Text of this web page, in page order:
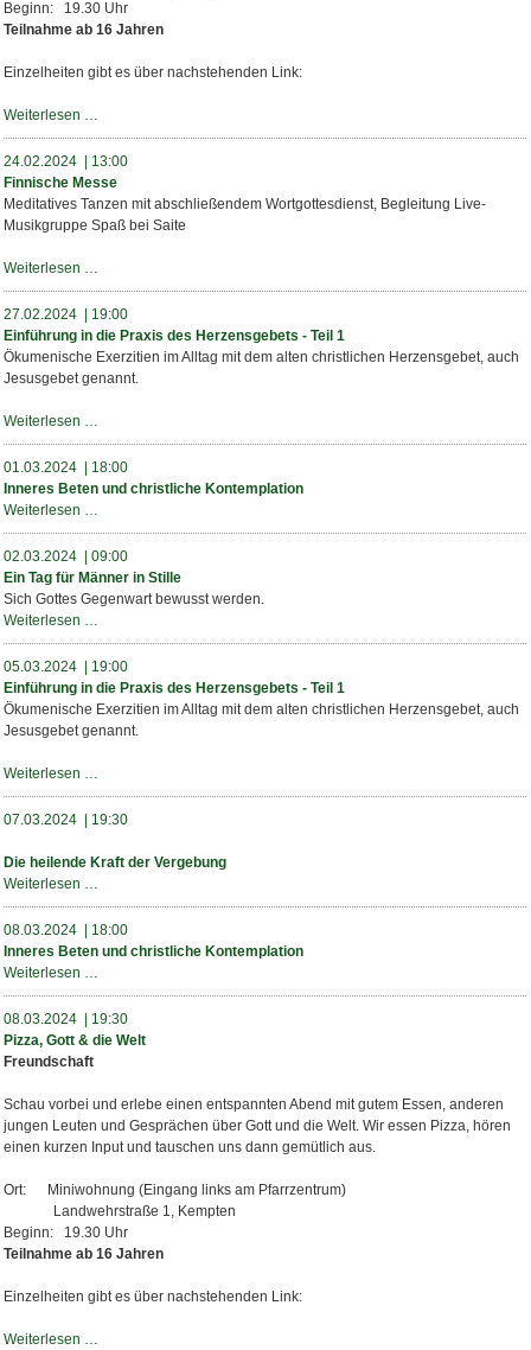
Beginn: 19.30 Uhr
Teilnahme ab 16 Jahren
Einzelheiten gibt es über nachstehenden Link:
Weiterlesen …
Gott
&
die
Welt
24.02.2024 | 13:00
Finnische Messe
Meditatives Tanzen mit abschließendem Wortgottesdienst, Begleitung Live-
Musikgruppe Spaß bei Saite
Weiterlesen …
Messe
27.02.2024 | 19:00
Einführung in die Praxis des Herzensgebets - Teil 1
Ökumenische Exerzitien im Alltag mit dem alten christlichen Herzensgebet, auch
Jesusgebet genannt.
Weiterlesen …
in
die
Praxis
-
01.03.2024 | 18:00
Inneres Beten und christliche Kontemplation
Weiterlesen …
Beten
und
christliche
Kontemplation
02.03.2024 | 09:00
Ein Tag für Männer in Stille
Sich Gottes Gegenwart bewusst werden.
Weiterlesen …
Tag
für
Männer
in
Stille
05.03.2024 | 19:00
Einführung in die Praxis des Herzensgebets - Teil 1
Ökumenische Exerzitien im Alltag mit dem alten christlichen Herzensgebet, auch
Jesusgebet genannt.
Weiterlesen …
in
die
des
Teil
07.03.2024 | 19:30
Die heilende Kraft der Vergebung
Weiterlesen …
heilende
Kraft
der
08.03.2024 | 18:00
Inneres Beten und christliche Kontemplation
Weiterlesen …
Beten
und
christliche
08.03.2024 | 19:30
Pizza, Gott & die Welt
Freundschaft
Schau vorbei und erlebe einen entspannten Abend mit gutem Essen, anderen
jungen Leuten und Gesprächen über Gott und die Welt. Wir essen Pizza, hören
einen kurzen Input und tauschen uns dann gemütlich aus.
Ort: Miniwohnung (Eingang links am Pfarrzentrum)
Landwehrstraße 1, Kempten
Beginn: 19.30 Uhr
Teilnahme ab 16 Jahren
Einzelheiten gibt es über nachstehenden Link:
Weiterlesen …